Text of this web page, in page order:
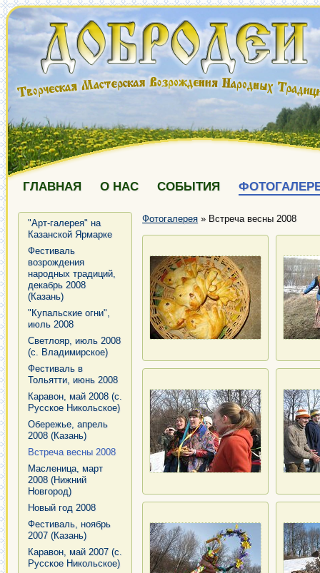
ГЛАВНАЯ О НАС СОБЫТИЯ
Фотогалерея » Встреча весны 2008
"Арт-галерея" на
Казанской Ярмарке
Фестиваль
возрождения
народных традиций,
декабрь 2008
(Казань)
"Купальские огни",
июль 2008
Светлояр, июль 2008
(с. Владимирское)
Фестиваль в
Тольятти, июнь 2008
Каравон, май 2008 (с.
Русское Никольское)
Обережье, апрель
2008 (Казань)
Встреча весны 2008
Масленица, март
2008 (Нижний
Новгород)
Новый год 2008
Фестиваль, ноябрь
2007 (Казань)
Каравон, май 2007 (с.
Русское Никольское)